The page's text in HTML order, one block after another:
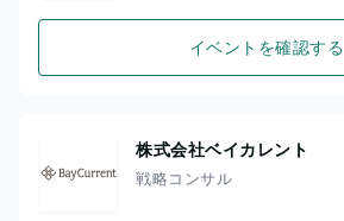
イベントを確認する
株式会社ベイカレント
戦略コンサル